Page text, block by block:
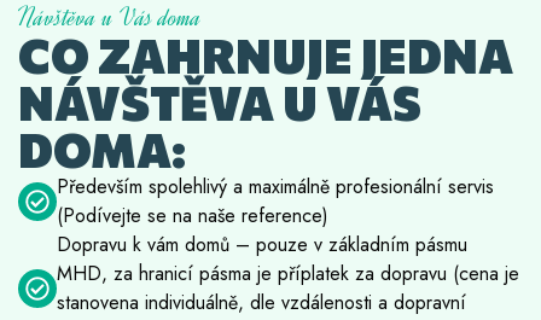
Návštěva u Vás doma
CO ZAHRNUJE JEDNA
NÁVŠTĚVA U VÁS
DOMA:
Především spolehlivý a maximálně profesionální servis
(Podívejte se na naše reference)
Dopravu k vám domů – pouze v základním pásmu
MHD, za hranicí pásma je příplatek za dopravu (cena je
stanovena individuálně, dle vzdálenosti a dopravní